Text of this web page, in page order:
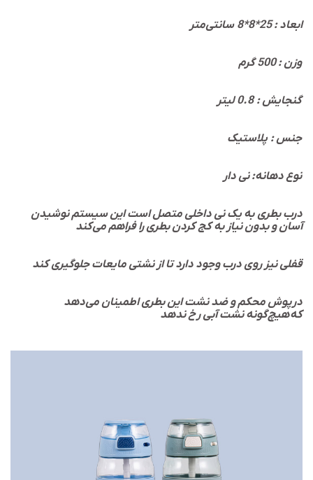
ابعاد : 25*8*8 سانتی‌متر
وزن : 500 گرم
گنجایش : 0.8 لیتر
جنس : پلاستیک
نوع دهانه: نی دار
آسان و بدون نیاز به کج کردن بطری را فراهم می‌کند
قفلی نیز روی درب وجود دارد تا از نشتی مایعات جلوگیری کند
که هیچ‌گونه نشت آبی رخ ندهد